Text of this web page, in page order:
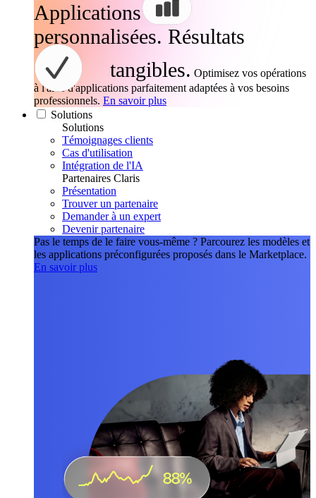
Applications
personnalisées. Résultats
tangibles. Optimisez vos opérations
à l'aide d'applications parfaitement adaptées à vos besoins
professionnels. En savoir plus
Solutions
Solutions
Témoignages clients
Cas d'utilisation
Intégration de l'IA
Partenaires Claris
Présentation
Trouver un partenaire
Demander à un expert
Devenir partenaire
Pas le temps de le faire vous-même ? Parcourez les modèles et
les applications préconfigurées proposés dans le Marketplace.
En savoir plus